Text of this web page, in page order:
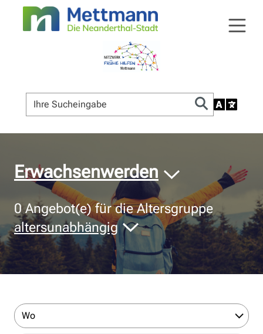
Erwachsenwerden
0Angebot(e) für die Altersgruppe
altersunabhängig
Wo